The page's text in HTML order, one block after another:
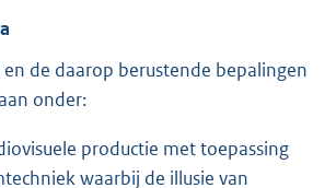
de daarop berustende bepalingen
onder:
productie met toepassing
waarbij de illusie van